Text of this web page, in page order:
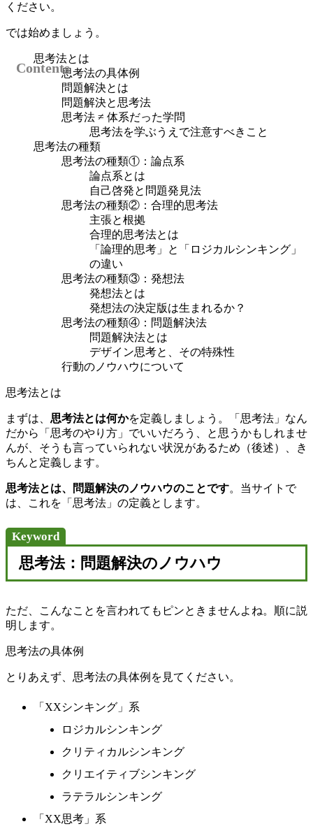
ください。
では始めましょう。
思考法とは
思考法の具体例
問題解決とは
問題解決と思考法
思考法 ≠ 体系だった学問
思考法を学ぶうえで注意すべきこと
思考法の種類
思考法の種類①：論点系
論点系とは
自己啓発と問題発見法
思考法の種類②：合理的思考法
主張と根拠
合理的思考法とは
「論理的思考」と「ロジカルシンキング」
の違い
思考法の種類③：発想法
発想法とは
発想法の決定版は生まれるか？
思考法の種類④：問題解決法
問題解決法とは
デザイン思考と、その特殊性
行動のノウハウについて
思考法とは
まずは、 思考法とは何かを定義しましょう。「思考法」なん
だから「思考のやり方」でいいだろう、と思うかもしれませ
んが、そうも言っていられない状況があるため（後述）、き
ちんと定義します。
思考法とは、問題解決のノウハウのことです。当サイトで
は、これを「思考法」の定義とします。
Keyword
思考法：問題解決のノウハウ
ただ、こんなことを言われてもピンときませんよね。順に説
明します。
思考法の具体例
とりあえず、思考法の具体例を見てください。
「XXシンキング」系
ロジカルシンキング
クリティカルシンキング
クリエイティブシンキング
ラテラルシンキング
「XX思考」系